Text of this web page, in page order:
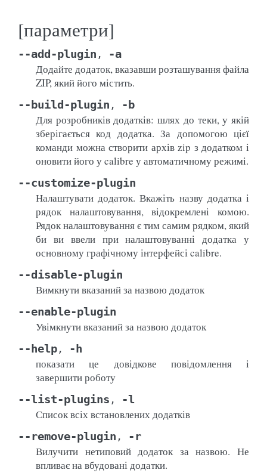
[параметри]
--add-plugin , -a
Додайте додаток, вказавши розташування файла
ZIP, який його містить.
--build-plugin , -b
Для розробників додатків: шлях до теки, у якій
зберігається код додатка. За допомогою цієї
команди можна створити архів zip з додатком і
оновити його у calibre у автоматичному режимі.
--customize-plugin
Налаштувати додаток. Вкажіть назву додатка і
рядок налаштовування, відокремлені комою.
Рядок налаштовування є тим самим рядком, який
би ви ввели при налаштовуванні додатка у
основному графічному інтерфейсі calibre.
--disable-plugin
Вимкнути вказаний за назвою додаток
--enable-plugin
Увімкнути вказаний за назвою додаток
--help , -h
показати це довідкове повідомлення і
завершити роботу
--list-plugins , -l
Список всіх встановлених додатків
--remove-plugin , -r
Вилучити нетиповий додаток за назвою. Не
впливає на вбудовані додатки.